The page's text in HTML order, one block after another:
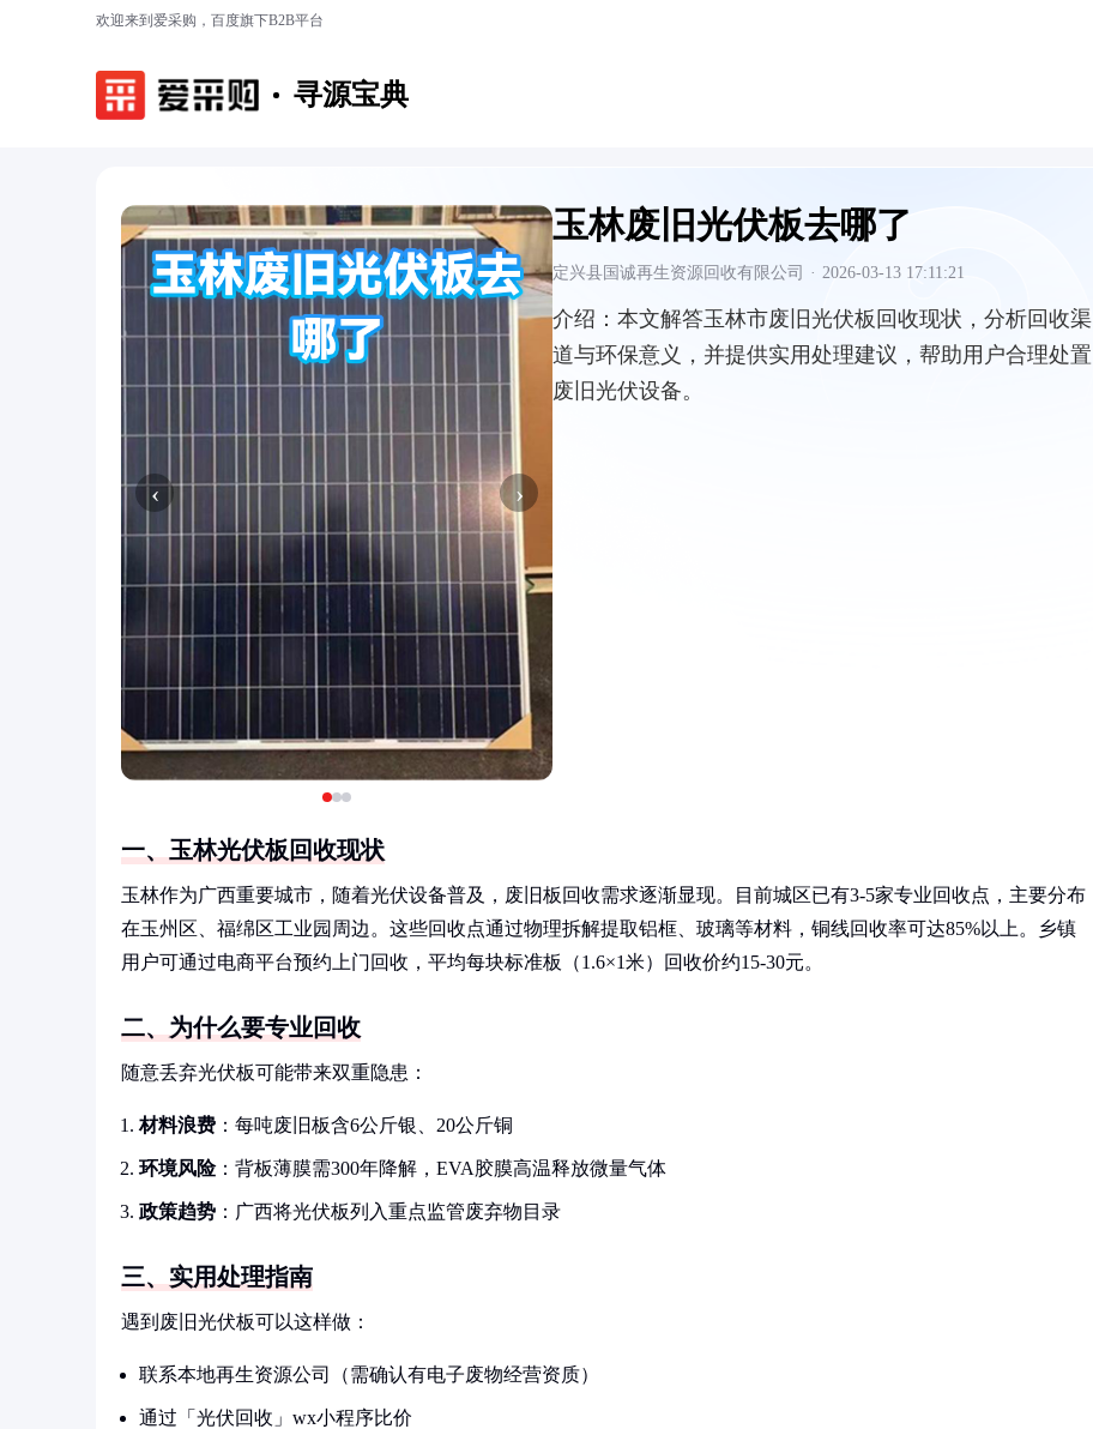
欢迎来到爱采购，百度旗下B2B平台
寻源宝典
‹ ›
玉林废旧光伏板去哪了
定兴县国诚再生资源回收有限公司 · 2026-03-13 17:11:21
介绍： 本文解答玉林市废旧光伏板回收现状，分析回收渠
道与环保意义，并提供实用处理建议，帮助用户合理处置
废旧光伏设备。
一、玉林光伏板回收现状
玉林作为广西重要城市，随着光伏设备普及，废旧板回收需求逐渐显现。目前城区已有3-5家专业回收点，主要分布
在玉州区、福绵区工业园周边。这些回收点通过物理拆解提取铝框、玻璃等材料，铜线回收率可达85%以上。乡镇
用户可通过电商平台预约上门回收，平均每块标准板（1.6×1米）回收价约15-30元。
二、为什么要专业回收
随意丢弃光伏板可能带来双重隐患：
材料浪费 ：每吨废旧板含6公斤银、20公斤铜
环境风险：背板薄膜需300年降解，EVA胶膜高温释放微量气体
政策趋势 ：广西将光伏板列入重点监管废弃物目录
三、实用处理指南
遇到废旧光伏板可以这样做：
联系本地再生资源公司（需确认有电子废物经营资质）
通过「光伏回收」wx小程序比价